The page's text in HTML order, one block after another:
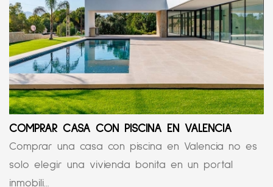
COMPRAR CASA CON PISCINA EN VALENCIA
Comprar una casa con piscina en Valencia no es
solo elegir una vivienda bonita en un portal
inmobili...